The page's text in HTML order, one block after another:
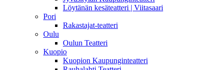
Löytänän kesäteatteri | Viitasaari
Pori
Rakastajat-teatteri
Oulu
Oulun Teatteri
Kuopio
Kuopion Kaupunginteatteri